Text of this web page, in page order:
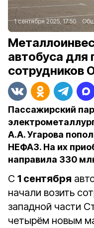
1 сентября 2025, 17:50
автобуса для
сотрудников
Пассажирский
А.А. Угарова
НЕФАЗ. На их
направила 330
С 1 сентября
начали возить
западной части
четырём новым